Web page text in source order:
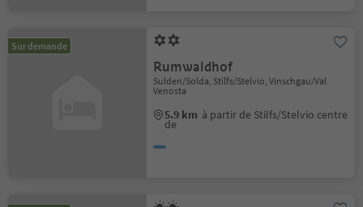
Sur demande
Rumwaldhof
Sulden/Solda, Stilfs/Stelvio, Vinschgau/Val
Venosta
5.9 km à partir de Stilfs/Stelvio centre
de